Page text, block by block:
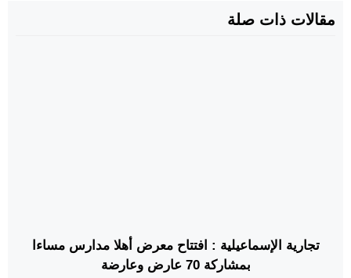
مقالات ذات صلة
تجارية الإسماعيلية : افتتاح معرض أهلا مدارس مساءا
بمشاركة 70 عارض وعارضة